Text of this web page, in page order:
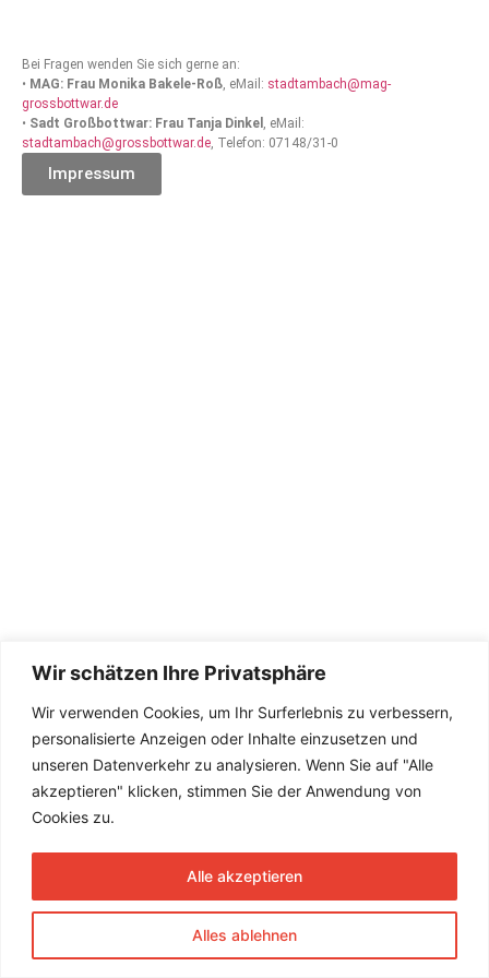
Wir schätzen Ihre Privatsphäre
Wir verwenden Cookies, um Ihr Surferlebnis zu verbessern,
personalisierte Anzeigen oder Inhalte einzusetzen und
unseren Datenverkehr zu analysieren. Wenn Sie auf "Alle
akzeptieren" klicken, stimmen Sie der Anwendung von
Cookies zu.
Alles ablehnen
Alle akzeptieren
Bei Fragen wenden Sie sich gerne an:
• MAG: Frau Monika Bakele-Roß, eMail: stadtambach@mag-
grossbottwar.de
• Sadt Großbottwar: Frau Tanja Dinkel , eMail:
stadtambach@grossbottwar.de, Telefon: 07148/31-0
Impressum